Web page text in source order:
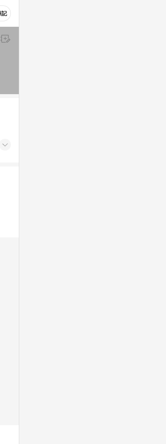
記